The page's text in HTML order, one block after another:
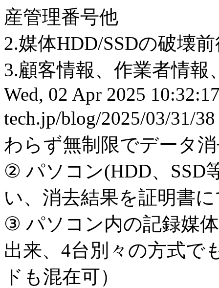
産管理番号他
2.媒体HDD/SSDの破壊
3.顧客情報、作業者情
Wed, 02 Apr 2025
tech.jp/blog/2025/03/31/
わらず無制限でデータ
② パソコン(HDD、SSD
い、消去結果を証明書
③ パソコン内の記録媒
出来、4台別々の方式で
ドも混在可）